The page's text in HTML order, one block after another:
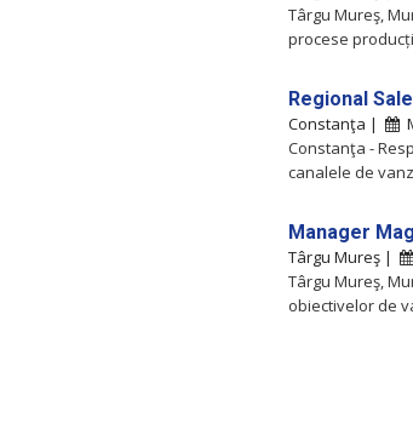
Târgu Mureş,
procese
Regional
Constanţa |
Constanţa -
canalele de
Manager
Târgu Mureş |
Târgu Mureş,
obiectivelor de